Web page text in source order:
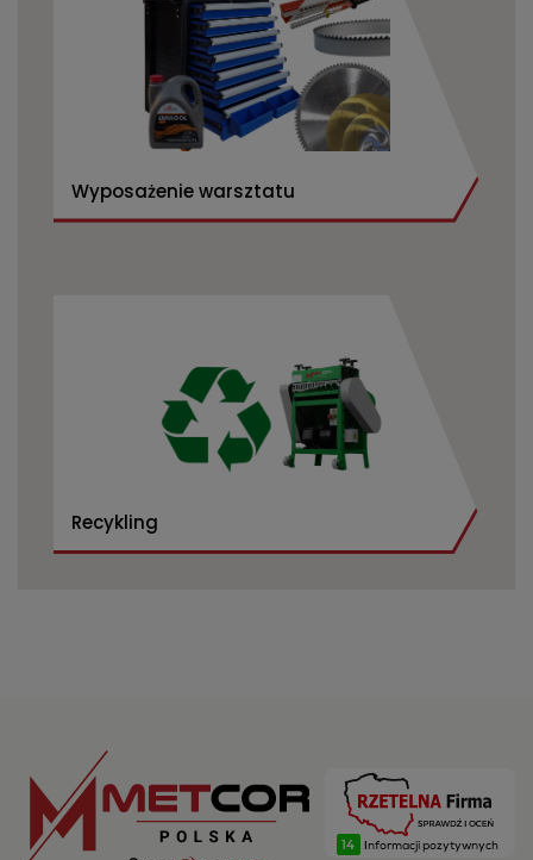
Wyposażenie warsztatu
Recykling